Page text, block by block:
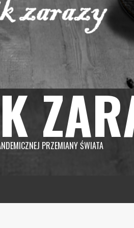
PRZEMIANY ŚWIATA